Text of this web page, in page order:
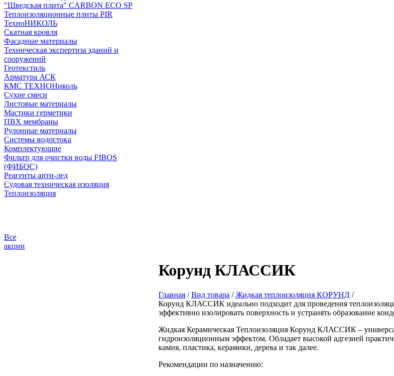
"Шведская плита" CARBON ECO SP
Теплоизоляционные плиты PIR
ТехноНИКОЛЬ
Скатная кровля
Фасадные материалы
Техническая экспертиза зданий и
сооружений
Геотекстиль
Арматура АСК
КМС ТЕХНОНиколь
Сухие смеси
Листовые материалы
Мастики герметики
ПВХ мембраны
Рулонные материалы
Системы водостока
Комплектующие
Фильтр для очистки воды FIBOS
(ФИБОС)
Реагенты анти-лед
Судовая техническая изоляция
Теплоизоляция
Все
акции
Корунд КЛАССИК
Главная /Вид товара /Жидкая теплоизоляция КОРУНД /
Корунд КЛАССИК идеально подходит для проведения
эффективно изолировать поверхность и устранять образование
Жидкая Керамическая Теплоизоляция Корунд КЛАССИК –
гидроизоляционным эффектом. Обладает высокой адгезией
камня, пластика, керамики, дерева и так далее.
Рекомендации по назначению: